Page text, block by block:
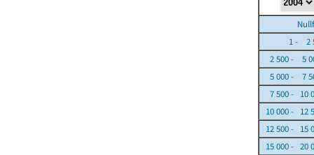
1 - 2
2 500 - 5
5 000 - 7
7 500 - 10
10 000 - 12
12 500 - 15
15 000 - 20